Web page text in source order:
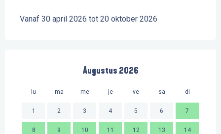
Vanaf 30 april 2026 tot 20 oktober 2026
Augustus 2026
lu ma me je ve sa di
1 2 3 4 5 6 7
8 9 10 11 12 13 14